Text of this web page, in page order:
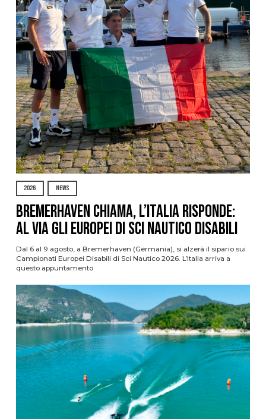
2026 NEWS
Bremerhaven chiama, l’Italia risponde:
al via gli Europei di Sci Nautico Disabili
Dal 6 al 9 agosto, a Bremerhaven (Germania), si alzerà il sipario sui
Campionati Europei Disabili di Sci Nautico 2026. L’Italia arriva a
questo appuntamento